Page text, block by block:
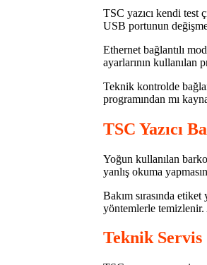
TSC yazıcı kendi test
USB portunun
Ethernet bağlantılı
ayarlarının kullanılan
Teknik kontrolde
programından mı
TSC Yazıcı
Yoğun kullanılan
yanlış okuma
Bakım sırasında
yöntemlerle
Teknik Servis